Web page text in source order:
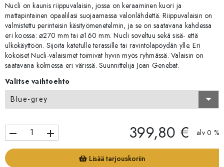
Nucli on kaunis riippuvalaisin, jossa on keraaminen kuori ja
mattapintainen opaalilasi suojaamassa valonlähdettä. Riippuvalaisin on
valmistettu perinteisin käsityömenetelmin, ja se on saatavana kahdessa
eri koossa: ⌀270 mm tai ⌀160 mm. Nucli soveltuu sekä sisä- että
ulkokäyttöön. Sijoita katetulle terassille tai ravintolapöydän ylle. Eri
kokoiset Nucli-valaisimet toimivat hyvin myös ryhmässä. Valaisin on
saatavana kolmessa eri värissä. Suunnittelija Joan Genebat.
Valitse vaihtoehto
Blue-grey
remove add 399,80 € alv 0 %
Lisää tarjouskoriin